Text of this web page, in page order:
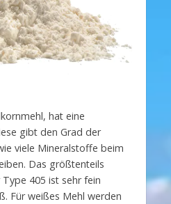
hat eine
gibt den Grad der
viele Mineralstoffe beim
Das größtenteils
405 ist sehr fein
Für weißes Mehl werden